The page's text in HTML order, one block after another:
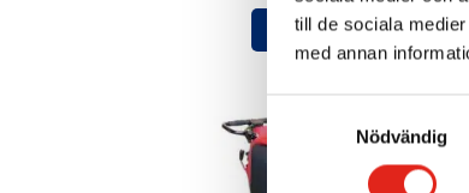
till de sociala
med annan
Nödvändig
Mer info »